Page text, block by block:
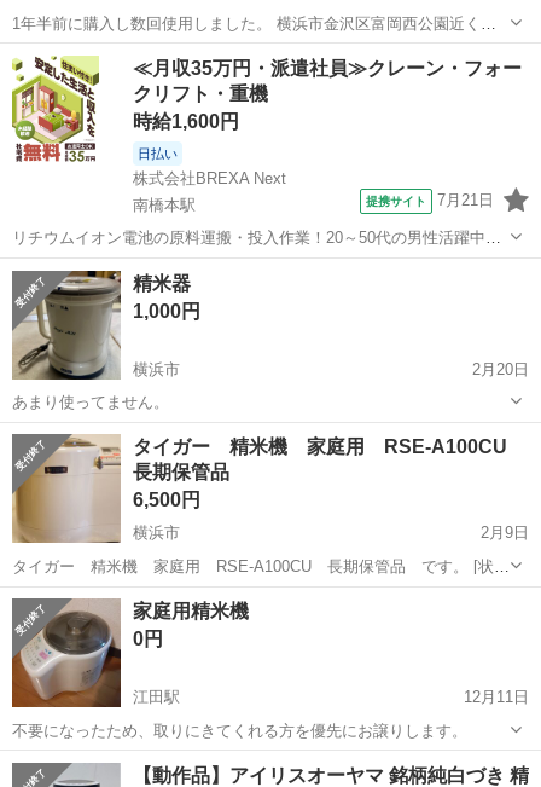
1年半前に購入し数回使用しました。 横浜市金沢区富岡西公園近くで
の引き渡しを希望します。 簡単に拭きましたが、落ちきれない汚れが
あります。 素人による確認ですが、問題なく使えるかと思います。 ノ
ークレームノー...
神奈川 横浜市 キッチン家電 アイリスオーヤマ
≪月収35万円・派遣社員≫クレーン・フォー
クリフト・重機
時給1,600円
日払い
株式会社BREXA Next
南橋本駅
提携サイト 7月21日
リチウムイオン電池の原料運搬・投入作業！20～50代の男性活躍中★
ワンルーム寮完備！赴任旅費会社負担！年間休日130日★フォークリフ
ト免許お持ちの方、活躍中！就業先食堂利用可★《神奈川県相模原
市》 人気の工場のお仕事 ◇電...
神奈川 相模原市 南橋本駅
精米器
1,000円
横浜市
2月20日
あまり使ってません。
神奈川 横浜市 キッチン家電
タイガー 精米機 家庭用 RSE-A100CU
長期保管品
6,500円
横浜市
2月9日
タイガー 精米機 家庭用 RSE-A100CU 長期保管品 です。 [状
態] 納戸の奥に保管されていました。 保管期間は10年以上です。 サイ
ズ：w30.5cm×D24cm×H28cm 100サイズ メーカ...
神奈川 横浜市 キッチン家電
家庭用精米機
0円
江田駅
12月11日
不要になったため、取りにきてくれる方を優先にお譲りします。
神奈川 横浜市 江田駅 キッチン家電 譲り
【動作品】アイリスオーヤマ 銘柄純白づき 精